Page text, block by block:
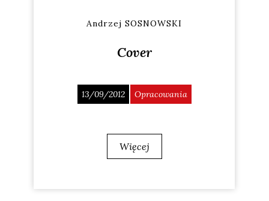
Andrzej SOSNOWSKI
Cover
13/09/2012 Opracowania
Więcej